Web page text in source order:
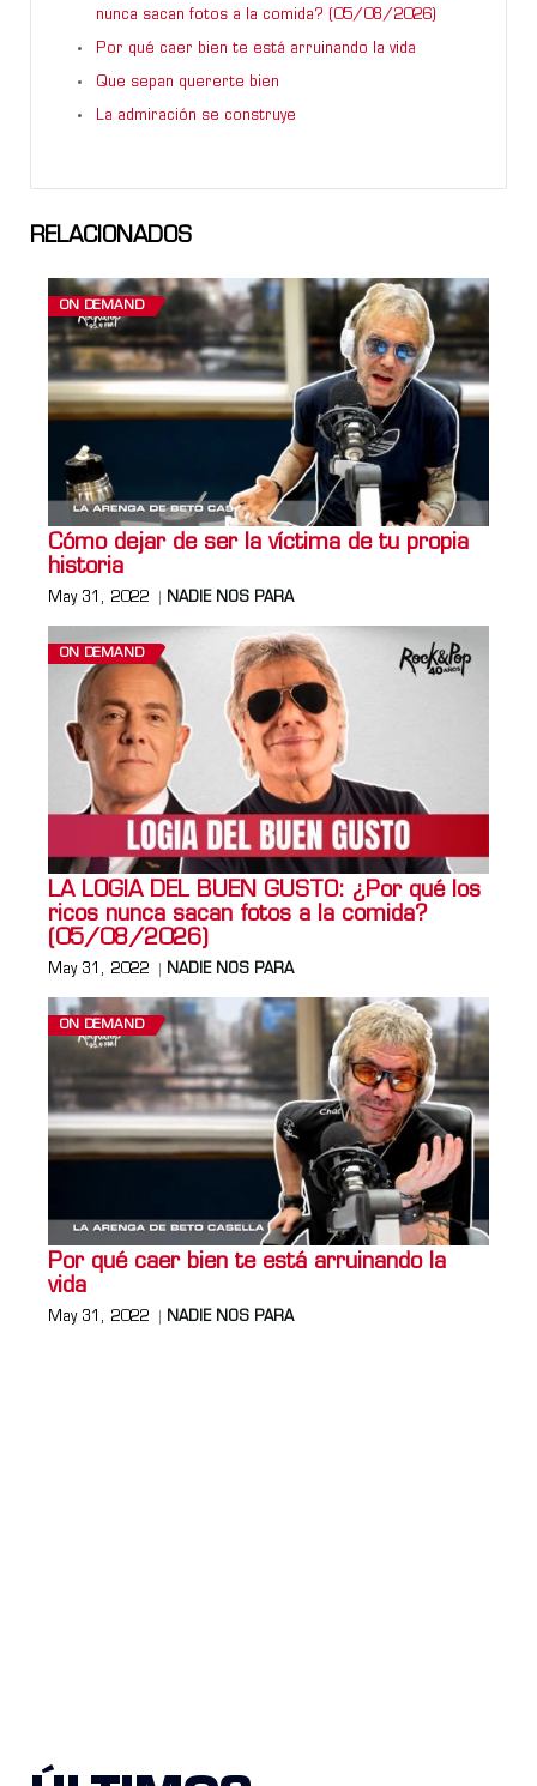
nunca sacan fotos a la comida? (05/08/2026)
Por qué caer bien te está arruinando la vida
Que sepan quererte bien
La admiración se construye
RELACIONADOS
ON DEMAND
Cómo dejar de ser la víctima de tu propia
historia
May 31, 2022 NADIE NOS PARA
ON DEMAND
LA LOGIA DEL BUEN GUSTO: ¿Por qué los
ricos nunca sacan fotos a la comida?
(05/08/2026)
May 31, 2022 NADIE NOS PARA
ON DEMAND
Por qué caer bien te está arruinando la
vida
May 31, 2022 NADIE NOS PARA